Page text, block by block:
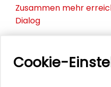
Zusammen mehr
Dialog
25. Runder Tisch
Cookie-